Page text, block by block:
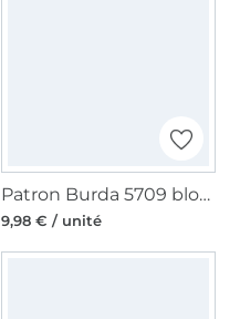
Patron Burda 5709 blouse femme, en français
9,98 € / unité